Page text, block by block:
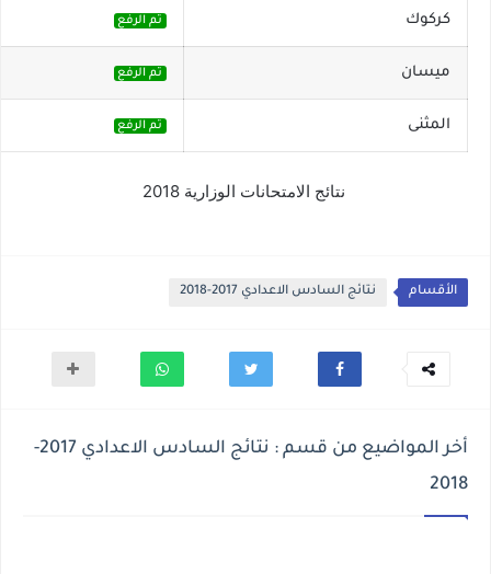
كركوك تم الرفع
ميسان تم الرفع
المثنى تم الرفع
نتائج الامتحانات الوزارية 2018
الأقسام نتائج السادس الاعدادي 2017-2018
أخر المواضيع من قسم : نتائج السادس الاعدادي 2017-
2018